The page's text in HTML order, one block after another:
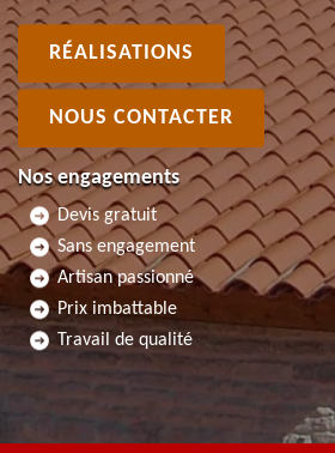
RÉALISATIONS
NOUS CONTACTER
Nos engagements
Devis gratuit
Sans engagement
Artisan passionné
Prix imbattable
Travail de qualité